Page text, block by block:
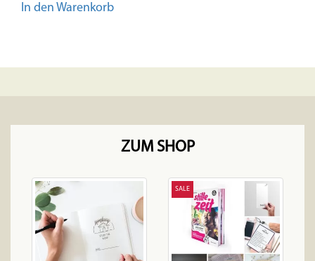
In den Warenkorb
ZUM SHOP
SALE